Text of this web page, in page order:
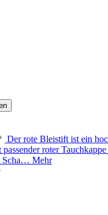
Der rote Bleistift ist ein
roter
Scha… Mehr